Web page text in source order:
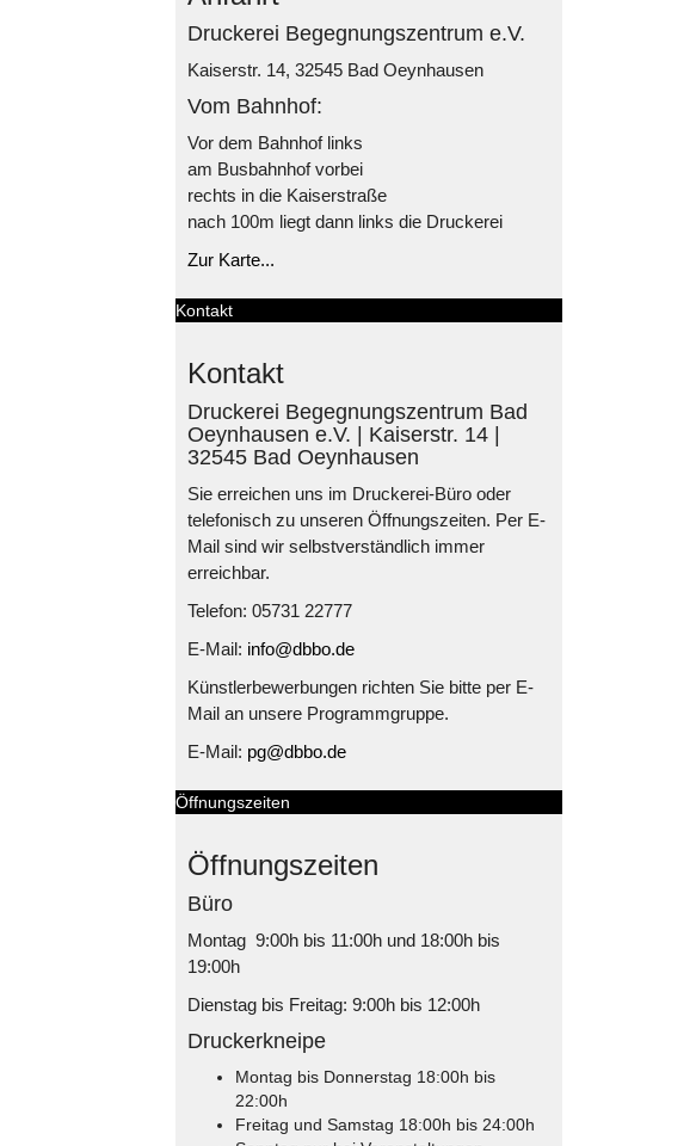
Druckerei Begegnungszentrum e.V.
Kaiserstr. 14, 32545 Bad Oeynhausen
Vom Bahnhof:
Vor dem Bahnhof links
am Busbahnhof vorbei
rechts in die Kaiserstraße
nach 100m liegt dann links die Druckerei
Zur Karte...
Kontakt
Kontakt
Druckerei Begegnungszentrum Bad
Oeynhausen e.V. | Kaiserstr. 14 |
32545 Bad Oeynhausen
Sie erreichen uns im Druckerei-Büro oder
telefonisch zu unseren Öffnungszeiten. Per E-
Mail sind wir selbstverständlich immer
erreichbar.
Telefon: 05731 22777
E-Mail: info@dbbo.de
Künstlerbewerbungen richten Sie bitte per E-
Mail an unsere Programmgruppe.
E-Mail: pg@dbbo.de
Öffnungszeiten
Öffnungszeiten
Büro
Montag 9:00h bis 11:00h und 18:00h bis
19:00h
Dienstag bis Freitag: 9:00h bis 12:00h
Druckerkneipe
Montag bis Donnerstag 18:00h bis
22:00h
Freitag und Samstag 18:00h bis 24:00h